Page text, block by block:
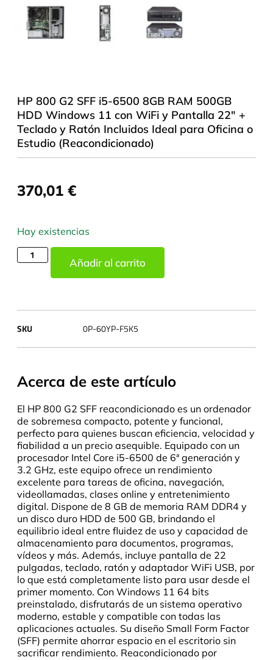
HP 800 G2 SFF i5-6500 8GB RAM 500GB
HDD Windows 11 con WiFi y Pantalla 22" +
Teclado y Ratón Incluidos Ideal para Oficina o
Estudio (Reacondicionado)
370,01 €
Hay existencias
Añadir al carrito
SKU 0P-60YP-F5K5
Acerca de este artículo
El HP 800 G2 SFF reacondicionado es un ordenador
de sobremesa compacto, potente y funcional,
perfecto para quienes buscan eficiencia, velocidad y
fiabilidad a un precio asequible. Equipado con un
procesador Intel Core i5-6500 de 6ª generación y
3.2 GHz, este equipo ofrece un rendimiento
excelente para tareas de oficina, navegación,
videollamadas, clases online y entretenimiento
digital. Dispone de 8 GB de memoria RAM DDR4 y
un disco duro HDD de 500 GB, brindando el
equilibrio ideal entre fluidez de uso y capacidad de
almacenamiento para documentos, programas,
vídeos y más. Además, incluye pantalla de 22
pulgadas, teclado, ratón y adaptador WiFi USB, por
lo que está completamente listo para usar desde el
primer momento. Con Windows 11 64 bits
preinstalado, disfrutarás de un sistema operativo
moderno, estable y compatible con todas las
aplicaciones actuales. Su diseño Small Form Factor
(SFF) permite ahorrar espacio en el escritorio sin
sacrificar rendimiento. Reacondicionado por